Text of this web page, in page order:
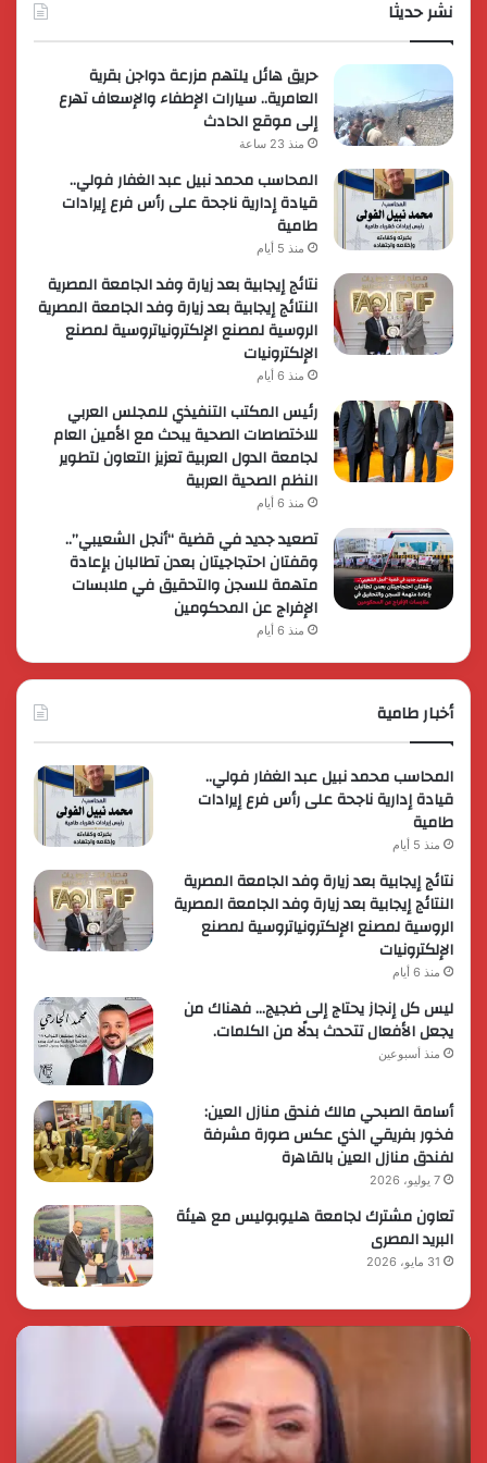
حصرية
نشر حديثا
حريق هائل يلتهم مزرعة دواجن بقرية
العامرية.. سيارات الإطفاء والإسعاف تهرع
إلى موقع الحادث
منذ 23 ساعة
المحاسب محمد نبيل عبد الغفار فولي..
قيادة إدارية ناجحة على رأس فرع إيرادات
طامية
منذ 5 أيام
نتائج إيجابية بعد زيارة وفد الجامعة المصرية
النتائج إيجابية بعد زيارة وفد الجامعة المصرية
الروسية لمصنع الإلكترونياتروسية لمصنع
الإلكترونيات
منذ 6 أيام
رئيس المكتب التنفيذي للمجلس العربي
للاختصاصات الصحية يبحث مع الأمين العام
لجامعة الدول العربية تعزيز التعاون لتطوير
النظم الصحية العربية
منذ 6 أيام
تصعيد جديد في قضية “أنجل الشعيبي”..
وقفتان احتجاجيتان بعدن تطالبان بإعادة
متهمة للسجن والتحقيق في ملابسات
الإفراج عن المحكومين
منذ 6 أيام
أخبار طامية
المحاسب محمد نبيل عبد الغفار فولي..
قيادة إدارية ناجحة على رأس فرع إيرادات
طامية
منذ 5 أيام
نتائج إيجابية بعد زيارة وفد الجامعة المصرية
النتائج إيجابية بعد زيارة وفد الجامعة المصرية
الروسية لمصنع الإلكترونياتروسية لمصنع
الإلكترونيات
منذ 6 أيام
ليس كل إنجاز يحتاج إلى ضجيج… فهناك من
يجعل الأفعال تتحدث بدلًا من الكلمات.
منذ أسبوعين
أسامة الصبحي مالك فندق منازل العين:
فخور بفريقي الذي عكس صورة مشرفة
لفندق منازل العين بالقاهرة
7 يوليو، 2026
تعاون مشترك لجامعة هليوبوليس مع هيئة
البريد المصرى
31 مايو، 2026
رئيس